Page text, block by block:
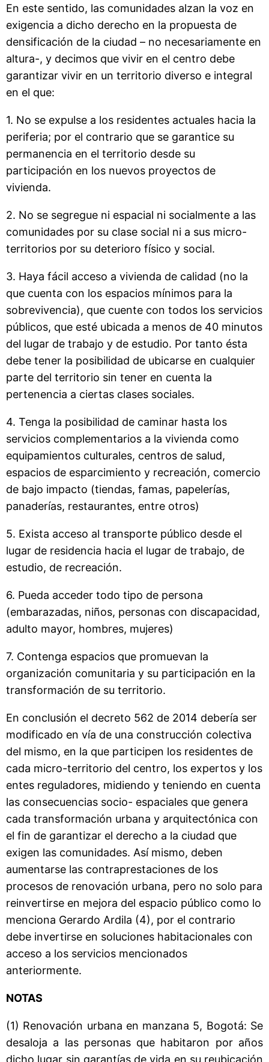
En este sentido, las comunidades alzan la voz en
exigencia a dicho derecho en la propuesta de
densificación de la ciudad – no necesariamente en
altura-, y decimos que vivir en el centro debe
garantizar vivir en un territorio diverso e integral
en el que:
1. No se expulse a los residentes actuales hacia la
periferia; por el contrario que se garantice su
permanencia en el territorio desde su
participación en los nuevos proyectos de
vivienda.
2. No se segregue ni espacial ni socialmente a las
comunidades por su clase social ni a sus micro-
territorios por su deterioro físico y social.
3. Haya fácil acceso a vivienda de calidad (no la
que cuenta con los espacios mínimos para la
sobrevivencia), que cuente con todos los servicios
públicos, que esté ubicada a menos de 40 minutos
del lugar de trabajo y de estudio. Por tanto ésta
debe tener la posibilidad de ubicarse en cualquier
parte del territorio sin tener en cuenta la
pertenencia a ciertas clases sociales.
4. Tenga la posibilidad de caminar hasta los
servicios complementarios a la vivienda como
equipamientos culturales, centros de salud,
espacios de esparcimiento y recreación, comercio
de bajo impacto (tiendas, famas, papelerías,
panaderías, restaurantes, entre otros)
5. Exista acceso al transporte público desde el
lugar de residencia hacia el lugar de trabajo, de
estudio, de recreación.
6. Pueda acceder todo tipo de persona
(embarazadas, niños, personas con discapacidad,
adulto mayor, hombres, mujeres)
7. Contenga espacios que promuevan la
organización comunitaria y su participación en la
transformación de su territorio.
En conclusión el decreto 562 de 2014 debería ser
modificado en vía de una construcción colectiva
del mismo, en la que participen los residentes de
cada micro-territorio del centro, los expertos y los
entes reguladores, midiendo y teniendo en cuenta
las consecuencias socio- espaciales que genera
cada transformación urbana y arquitectónica con
el fin de garantizar el derecho a la ciudad que
exigen las comunidades. Así mismo, deben
aumentarse las contraprestaciones de los
procesos de renovación urbana, pero no solo para
reinvertirse en mejora del espacio público como lo
menciona Gerardo Ardila (4), por el contrario
debe invertirse en soluciones habitacionales con
acceso a los servicios mencionados
anteriormente.
NOTAS
(1) Renovación urbana en manzana 5, Bogotá: Se
desaloja a las personas que habitaron por años
dicho lugar sin garantías de vida en su reubicación